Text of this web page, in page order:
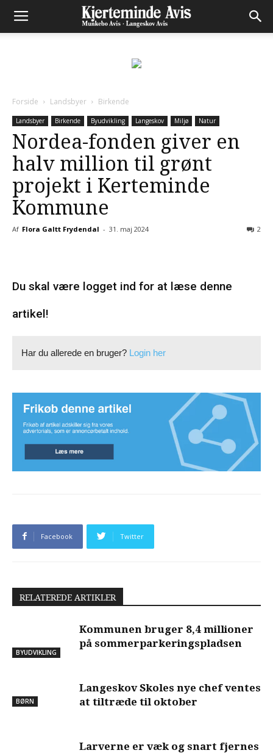
Forside Landsbyer Birkende
Landsbyer Birkende Byudvikling Langeskov Miljø Natur
Nordea-fonden giver en
halv million til grønt
projekt i Kerteminde
Kommune
Af Flora Galtt Frydendal - 31. maj 2024 2
Du skal være logget ind for at læse denne
artikel!
Har du allerede en bruger? Login her
Facebook Twitter
RELATEREDE ARTIKLER
BYUDVIKLING
Kommunen bruger 8,4 millioner
på sommerparkeringspladsen
BØRN
Langeskov Skoles nye chef ventes
at tiltræde til oktober
Larverne er væk og snart fjernes